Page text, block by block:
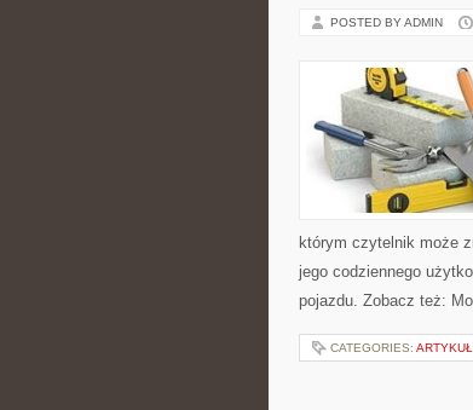
POSTED BY ADMIN
którym czytelnik może
jego codziennego
pojazdu. Zobacz też:
CATEGORIES: